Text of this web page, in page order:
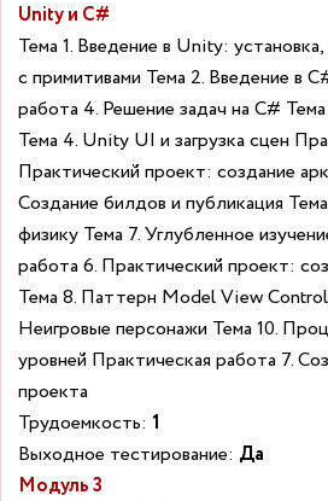
Unity и C#
Тема 1. Введение в Unity:
с примитивами Тема 2. Введение в
работа 4. Решение задач на C#
Тема 4. Unity UI и загрузка сцен
Практический проект: создание
Создание билдов и публикация
физику Тема 7. Углубленное
работа 6. Практический проект:
Тема 8. Паттерн Model View
Неигровые персонажи Тема 10.
уровней Практическая работа 7.
проекта
Трудоемкость: 1
Выходное тестирование: Да
Модуль 3